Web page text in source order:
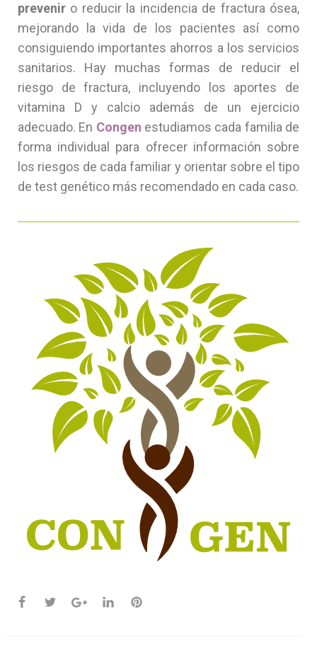
prevenir o reducir la incidencia de fractura ósea,
mejorando la vida de los pacientes así como
consiguiendo importantes ahorros a los servicios
sanitarios. Hay muchas formas de reducir el
riesgo de fractura, incluyendo los aportes de
vitamina D y calcio además de un ejercicio
adecuado. En Congen estudiamos cada familia de
forma individual para ofrecer información sobre
los riesgos de cada familiar y orientar sobre el tipo
de test genético más recomendado en cada caso.